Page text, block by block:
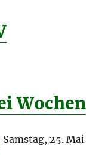
Wochen
Samstag, 25. Mai